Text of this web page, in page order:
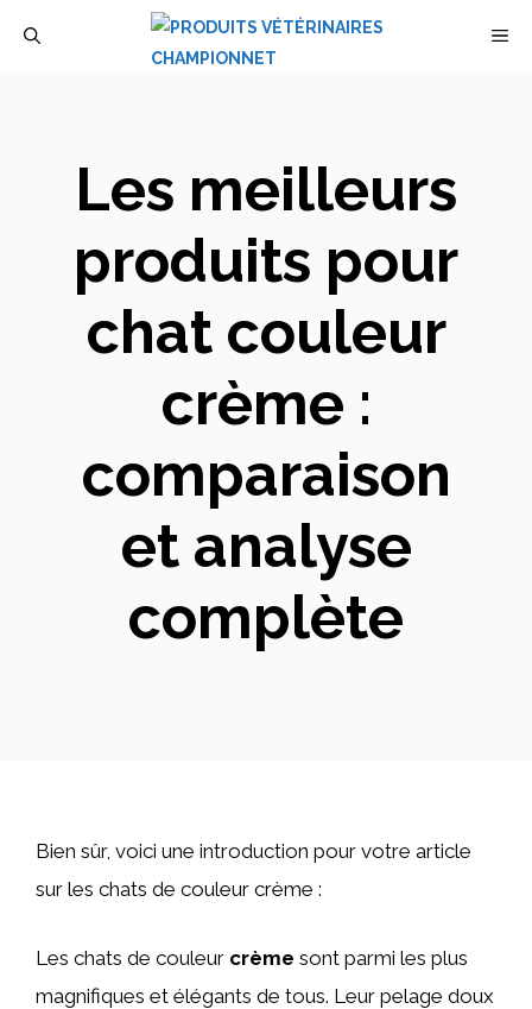
Les meilleurs
produits pour
chat couleur
crème :
comparaison
et analyse
complète
Bien sûr, voici une introduction pour votre article
sur les chats de couleur crème :
Les chats de couleur crème sont parmi les plus
magnifiques et élégants de tous. Leur pelage doux